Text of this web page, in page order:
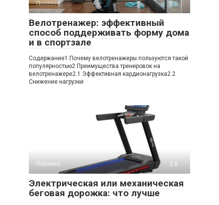
Полезно 0
Велотренажер: эффективный
способ поддерживать форму дома
и в спортзале
Содержание1 Почему велотренажеры пользуются такой
популярностью2 Преимущества тренировок на
велотренажере2.1 Эффективная кардионагрузка2.2
Снижение нагрузки
Полезно 0
Электрическая или механическая
беговая дорожка: что лучше